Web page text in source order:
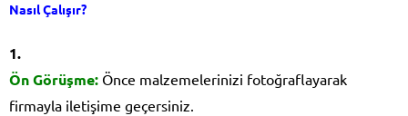
Nasıl Çalışır?
Ön Görüşme: Önce malzemelerinizi fotoğraflayarak
firmayla iletişime geçersiniz.